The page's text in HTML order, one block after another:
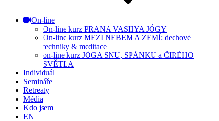
On-line
On-line kurz PRANA VASHYA JÓGY
On-line kurz MEZI NEBEM A ZEMÍ: dechové
techniky & meditace
on-line kurz JÓGA SNU, SPÁNKU a ČIRÉHO
SVĚTLA
Individuál
Semináře
Retreaty
Média
Kdo jsem
EN |